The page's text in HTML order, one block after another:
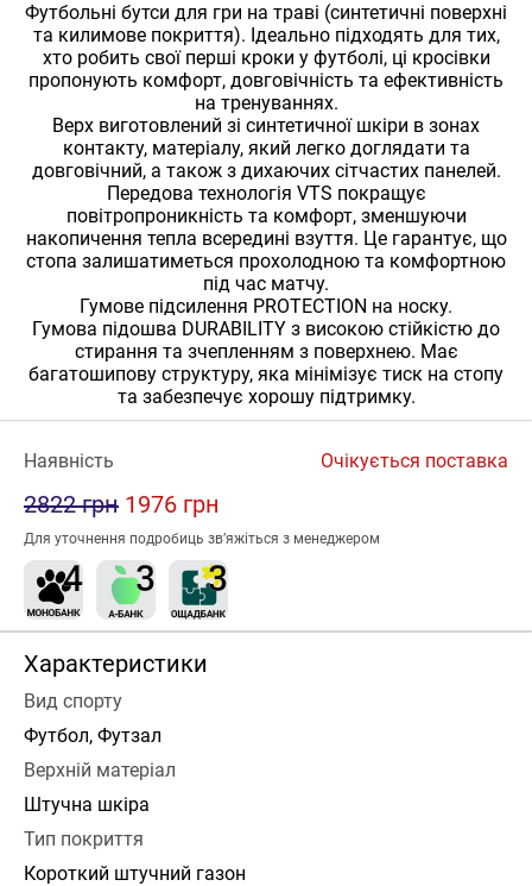
Футбольні бутси для гри на траві (синтетичні поверхні
та килимове покриття). Ідеально підходять для тих,
хто робить свої перші кроки у футболі, ці кросівки
пропонують комфорт, довговічність та ефективність
на тренуваннях.
Верх виготовлений зі синтетичної шкіри в зонах
контакту, матеріалу, який легко доглядати та
довговічний, а також з дихаючих сітчастих панелей.
Передова технологія VTS покращує
повітропроникність та комфорт, зменшуючи
накопичення тепла всередині взуття. Це гарантує, що
стопа залишатиметься прохолодною та комфортною
під час матчу.
Гумове підсилення PROTECTION на носку.
Гумова підошва DURABILITY з високою стійкістю до
стирання та зчепленням з поверхнею. Має
багатошипову структуру, яка мінімізує тиск на стопу
та забезпечує хорошу підтримку.
Наявність Очікується поставка
2822 грн 1976 грн
Для уточнення подробиць зв’яжіться з менеджером
Характеристики
Вид спорту
Футбол, Футзал
Верхній матеріал
Штучна шкіра
Тип покриття
Короткий штучний газон